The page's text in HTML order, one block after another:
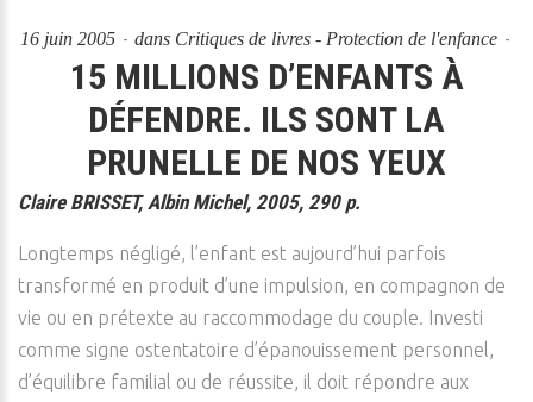
16 juin 2005 dans Critiques de livres - Protection de l'enfance
15 MILLIONS D’ENFANTS À
DÉFENDRE. ILS SONT LA
PRUNELLE DE NOS YEUX
Claire BRISSET, Albin Michel, 2005, 290 p.
Longtemps négligé, l’enfant est aujourd’hui parfois
transformé en produit d’une impulsion, en compagnon de
vie ou en prétexte au raccommodage du couple. Investi
comme signe ostentatoire d’épanouissement personnel,
d’équilibre familial ou de réussite, il doit répondre aux